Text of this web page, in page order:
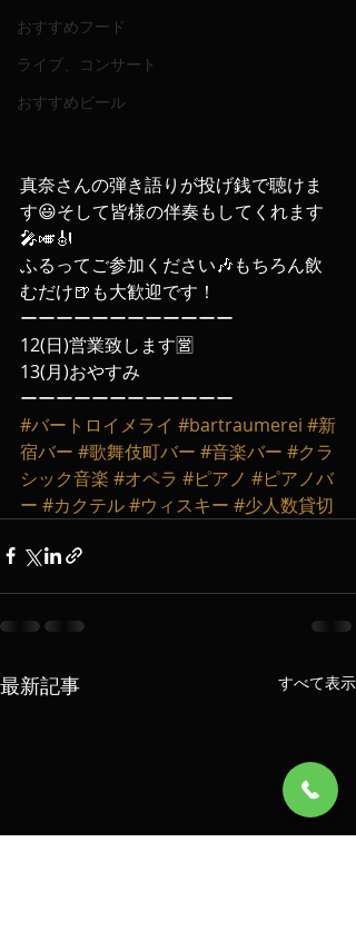
おすすめフード
ライブ、コンサート
おすすめビール
真奈さんの弾き語りが投げ銭で聴けま
す😃そして皆様の伴奏もしてくれます
🎤🎺🎻
ふるってご参加ください🎶もちろん飲
むだけ🍺も大歓迎です！
ーーーーーーーーーーーー
12(日)営業致します🈺
13(月)おやすみ
ーーーーーーーーーーーー
#バートロイメライ #bartraumerei #新
宿バー #歌舞伎町バー #音楽バー #クラ
シック音楽 #オペラ #ピアノ #ピアノバ
ー #カクテル#ウィスキー #少人数貸切
最新記事 すべて表示